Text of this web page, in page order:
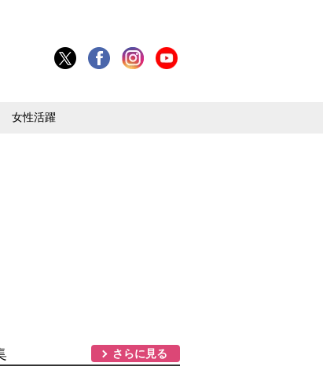
女性活躍
さらに見る